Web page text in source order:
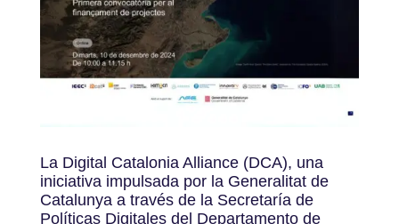
La Digital Catalonia Alliance (DCA), una
iniciativa impulsada por la Generalitat de
Catalunya a través de la Secretaría de
Políticas Digitales del Departamento de